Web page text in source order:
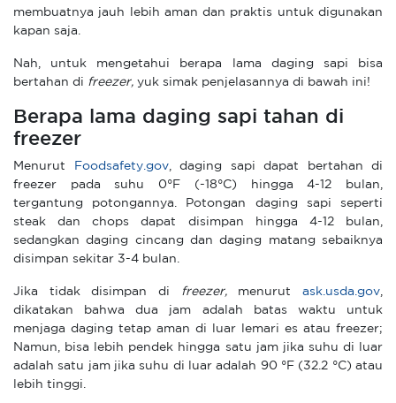
membuatnya jauh lebih aman dan praktis untuk digunakan
kapan saja.
Nah, untuk mengetahui berapa lama daging sapi bisa
bertahan di freezer, yuk simak penjelasannya di bawah ini!
Berapa lama daging sapi tahan di
freezer
Menurut Foodsafety.gov, daging sapi dapat bertahan di
freezer pada suhu 0°F (-18°C) hingga 4-12 bulan,
tergantung potongannya. Potongan daging sapi seperti
steak dan chops dapat disimpan hingga 4-12 bulan,
sedangkan daging cincang dan daging matang sebaiknya
disimpan sekitar 3-4 bulan.
Jika tidak disimpan di freezer, menurutask.usda.gov
dikatakan bahwa dua jam adalah batas waktu untuk
menjaga daging tetap aman di luar lemari es atau freezer;
Namun, bisa lebih pendek hingga satu jam jika suhu di luar
adalah satu jam jika suhu di luar adalah 90 °F (32.2 °C) atau
lebih tinggi.